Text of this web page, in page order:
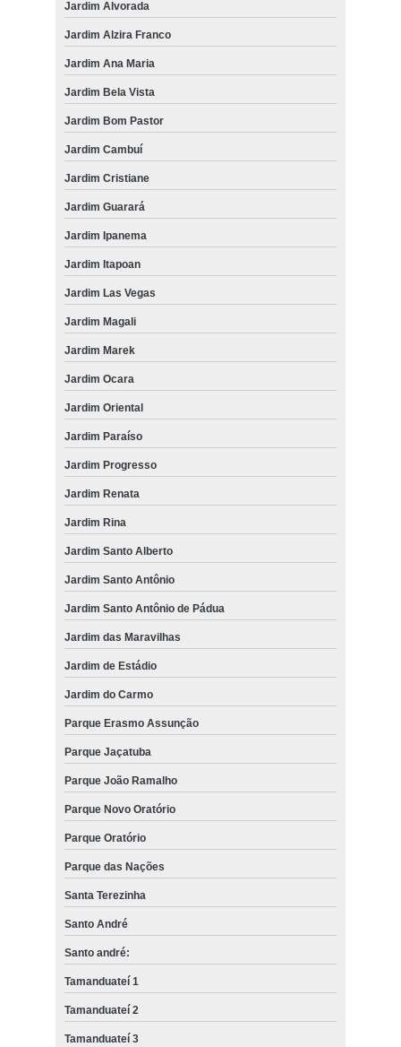
Jardim Alvorada
Jardim Alzira Franco
Jardim Ana Maria
Jardim Bela Vista
Jardim Bom Pastor
Jardim Cambuí
Jardim Cristiane
Jardim Guarará
Jardim Ipanema
Jardim Itapoan
Jardim Las Vegas
Jardim Magali
Jardim Marek
Jardim Ocara
Jardim Oriental
Jardim Paraíso
Jardim Progresso
Jardim Renata
Jardim Rina
Jardim Santo Alberto
Jardim Santo Antônio
Jardim Santo Antônio de Pádua
Jardim das Maravilhas
Jardim de Estádio
Jardim do Carmo
Parque Erasmo Assunção
Parque Jaçatuba
Parque João Ramalho
Parque Novo Oratório
Parque Oratório
Parque das Nações
Santa Terezinha
Santo André
Santo andré:
Tamanduateí 1
Tamanduateí 2
Tamanduateí 3